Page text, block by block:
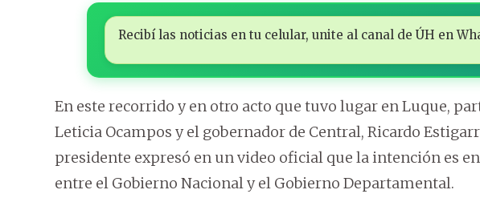
Recibí las noticias en tu celular, unite al canal de ÚH en
En este recorrido y en otro acto que tuvo lugar en Luque,
Leticia Ocampos y el gobernador de Central, Ricardo
presidente expresó en un video oficial que la intención es
entre el Gobierno Nacional y el Gobierno Departamental.